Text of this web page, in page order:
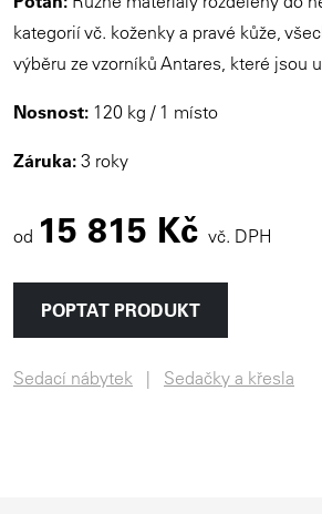
kategorií vč. koženky a pravé kůže,
výběru ze vzorníků Antares, které jsou
Nosnost: 120 kg / 1 místo
Záruka: 3 roky
od 15 815 Kč vč. DPH
POPTAT PRODUKT
Sedací nábytek Sedačky a křesla